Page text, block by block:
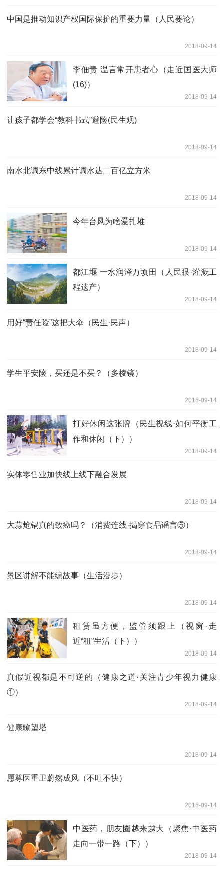
中国是推动知识产权国际保护的重要力量（人民要论）
2018-09-14
李佃贵 温言常开患者心（走近国医大师
(16)）
2018-09-14
让孩子都学会“教科书式”避险(民生观)
2018-09-14
南水北调东中线累计调水达二百亿立方米
2018-09-14
今年台风为啥爱扎堆
2018-09-14
都江堰 一水润泽万顷田（人民眼·灌溉工
程遗产）
2018-09-14
用好“责任险”这把大伞（民生·民声）
2018-09-14
学生平安险，买还是不买？（多棱镜）
2018-09-14
打好休闲这张牌（民生视线·如何平衡工
作和休闲（下））
2018-09-14
实体零售业加快线上线下融合发展
2018-09-14
大蒜炝锅真的致癌吗？（消费连线·揭穿食品谣言⑤）
2018-09-14
景区讲解不能编故事（生活漫步）
2018-09-14
租赁虽方便，监管须跟上（视窗·走
近“租”生活（下））
2018-09-14
真假近视都是不可逆的（健康之道·关注青少年视力健康
①）
2018-09-14
健康瞭望塔
2018-09-14
愿尊医重卫蔚然成风（不吐不快）
2018-09-14
中医药，朋友圈越来越大（聚焦·中医药
走向一带一路（下））
2018-09-14